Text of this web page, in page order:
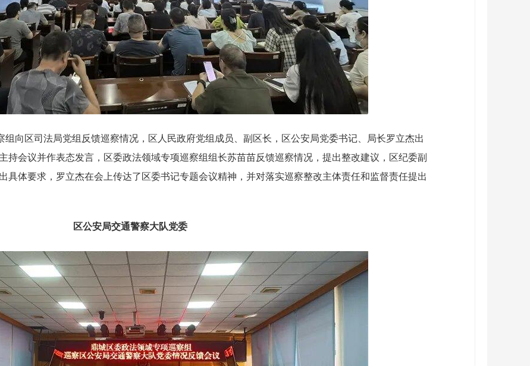
向区司法局党组反馈巡察情况，区人民政府党组成员、副区长，区公安局党委书记、局长罗立杰出
持会议并作表态发言，区委政法领域专项巡察组组长苏苗苗反馈巡察情况，提出整改建议，区纪委副
具体要求，罗立杰在会上传达了区委书记专题会议精神，并对落实巡察整改主体责任和监督责任提出
区公安局交通警察大队党委